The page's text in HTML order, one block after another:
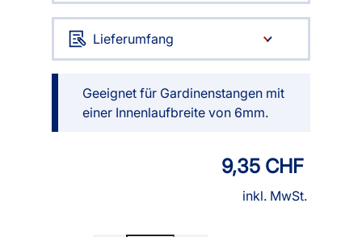
Lieferumfang
Geeignet für Gardinenstangen mit
einer Innenlaufbreite von 6mm.
9,35 CHF
inkl. MwSt.